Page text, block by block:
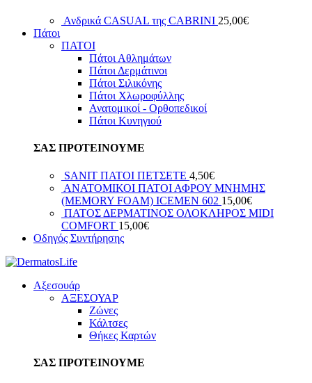
Ανδρικά CASUAL της CABRINI 25,00€
Πάτοι
ΠΑΤΟΙ
Πάτοι Αθλημάτων
Πάτοι Δερμάτινοι
Πάτοι Σιλικόνης
Πάτοι Χλωροφύλλης
Ανατομικοί - Ορθοπεδικοί
Πάτοι Κυνηγιού
ΣΑΣ ΠΡΟΤΕΙΝΟΥΜΕ
SANIT ΠΑΤΟΙ ΠΕΤΣΕΤΕ 4,50€
ΑΝΑΤΟΜΙΚΟΙ ΠΑΤΟΙ ΑΦΡΟΥ ΜΝΗΜΗΣ
(MEMORY FOAM) ICEMEN 602 15,00€
ΠΑΤΟΣ ΔΕΡΜΑΤΙΝΟΣ ΟΛΟΚΛΗΡΟΣ ΜIDI
COMFORT 15,00€
Οδηγός Συντήρησης
Αξεσουάρ
ΑΞΕΣΟΥΑΡ
Ζώνες
Κάλτσες
Θήκες Καρτών
ΣΑΣ ΠΡΟΤΕΙΝΟΥΜΕ